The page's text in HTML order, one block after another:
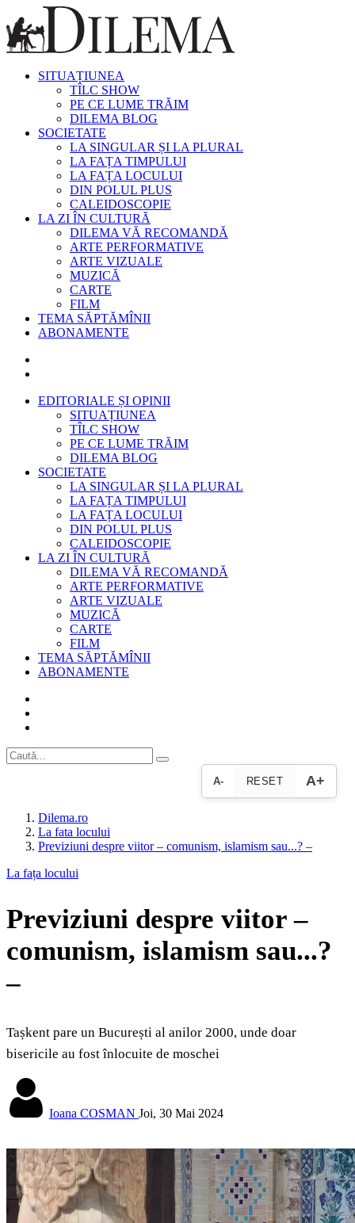
SITUAȚIUNEA
TÎLC SHOW
PE CE LUME TRĂIM
DILEMA BLOG
SOCIETATE
LA SINGULAR ȘI LA PLURAL
LA FAȚA TIMPULUI
LA FAȚA LOCULUI
DIN POLUL PLUS
CALEIDOSCOPIE
LA ZI ÎN CULTURĂ
DILEMA VĂ RECOMANDĂ
ARTE PERFORMATIVE
ARTE VIZUALE
MUZICĂ
CARTE
FILM
TEMA SĂPTĂMÎNII
ABONAMENTE
EDITORIALE ȘI OPINII
SITUAȚIUNEA
TÎLC SHOW
PE CE LUME TRĂIM
DILEMA BLOG
SOCIETATE
LA SINGULAR ȘI LA PLURAL
LA FAȚA TIMPULUI
LA FAȚA LOCULUI
DIN POLUL PLUS
CALEIDOSCOPIE
LA ZI ÎN CULTURĂ
DILEMA VĂ RECOMANDĂ
ARTE PERFORMATIVE
ARTE VIZUALE
MUZICĂ
CARTE
FILM
TEMA SĂPTĂMÎNII
ABONAMENTE
A- RESET A+
Dilema.ro
La fata locului
Previziuni despre viitor – comunism, islamism sau...? –
La fața locului
Previziuni despre viitor –
comunism, islamism sau...?
–
Tașkent pare un București al anilor 2000, unde doar
bisericile au fost înlocuite de moschei
Ioana COSMAN Joi, 30 Mai 2024